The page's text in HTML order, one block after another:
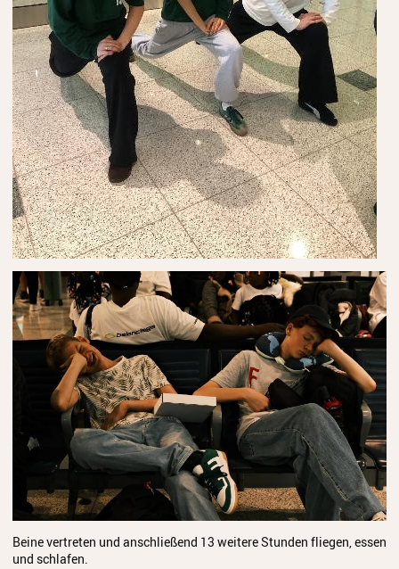
Schulordnung
Elternbeirat
Förderverein
Stiftung
Geschichte
Stellenangebote
Beine vertreten und anschließend 13 weitere Stunden fliegen, essen
und schlafen.